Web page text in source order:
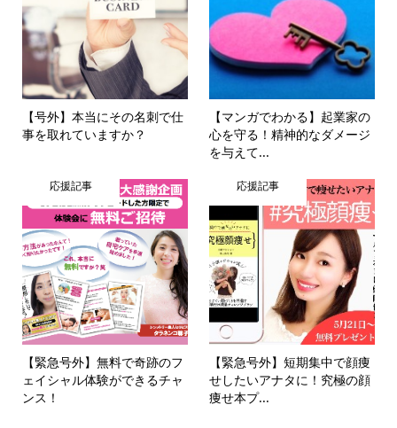
【号外】本当にその名刺で仕
事を取れていますか？
【マンガでわかる】起業家の
心を守る！精神的なダメージ
を与えて...
応援記事
【緊急号外】無料で奇跡のフ
ェイシャル体験ができるチャ
ンス！
応援記事
【緊急号外】短期集中で顔痩
せしたいアナタに！究極の顔
痩せ本プ...